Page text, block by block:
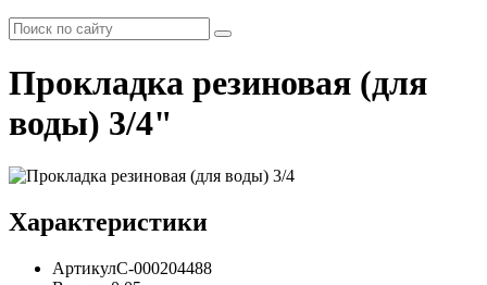
Прокладка резиновая (для
воды) 3/4"
Характеристики
АртикулС-000204488